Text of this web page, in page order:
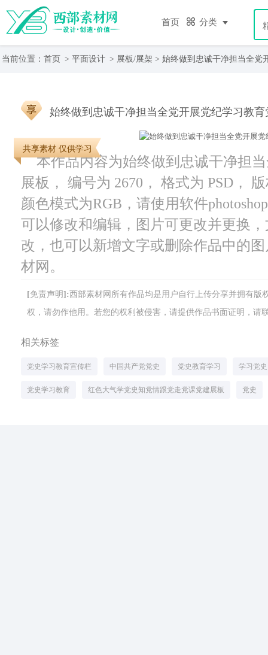
首页 分类
当前位置： 首页 > 平面设计 > 展板/展架 > 始终做到忠诚干净担当全党
始终做到忠诚干净担当全党开展党纪学习教
共享素材 仅供学习
本作品内容为始终做到忠诚干净担
展板， 编号为 2670， 格式为 PSD，
颜色模式为RGB，请使用软件
可以修改和编辑，图片可更改并更换
改，也可以新增文字或删除作品中的
材网。
[免责声明]:西部素材网所有作品均是用户自行上传分享并拥有
权，请勿作他用。若您的权利被侵害，请提供作品书面证明，请
相关标签
党史学习教育宣传栏 中国共产党党史 党史教育学习 学习党史
党史学习教育 红色大气学党史知党情跟党走党课党建展板 党史